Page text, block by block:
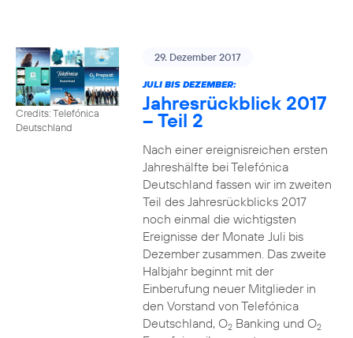
Credits: Telefónica
Deutschland
29. Dezember 2017
JULI BIS DEZEMBER:
Jahresrückblick 2017
– Teil 2
Nach einer ereignisreichen ersten
Jahreshälfte bei Telefónica
Deutschland fassen wir im zweiten
Teil des Jahresrückblicks 2017
noch einmal die wichtigsten
Ereignisse der Monate Juli bis
Dezember zusammen. Das zweite
Halbjahr beginnt mit der
Einberufung neuer Mitglieder in
den Vorstand von Telefónica
Deutschland, O2Banking und O2